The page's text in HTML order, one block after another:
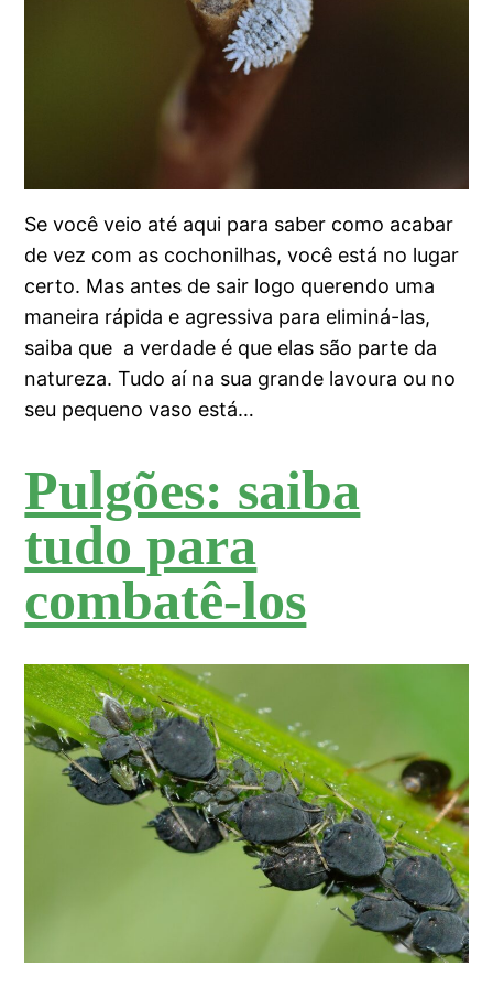
Se você veio até aqui para saber como acabar
de vez com as cochonilhas, você está no lugar
certo. Mas antes de sair logo querendo uma
maneira rápida e agressiva para eliminá-las,
saiba que a verdade é que elas são parte da
natureza. Tudo aí na sua grande lavoura ou no
seu pequeno vaso está…
Pulgões: saiba
tudo para
combatê-los